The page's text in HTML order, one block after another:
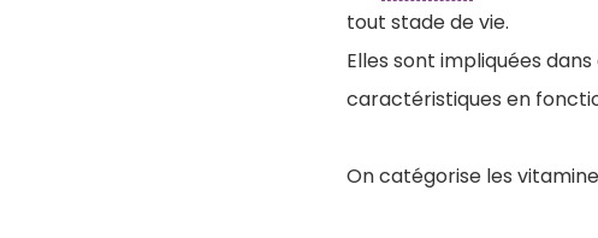
tout stade de vie.
Elles sont impliquées
caractéristiques en
On catégorise les